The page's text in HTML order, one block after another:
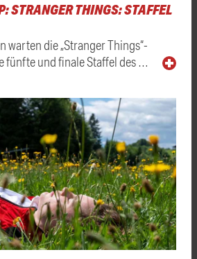
STRANGER THINGS: STAFFEL
warten die „Stranger Things“-
fünfte und finale Staffel des …